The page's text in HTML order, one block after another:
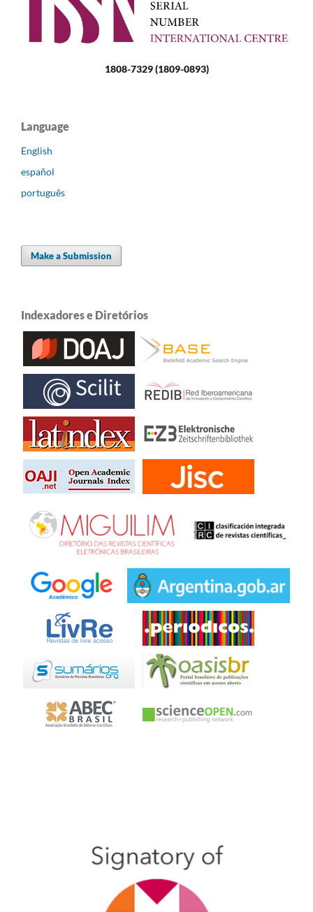
1808-7329 (1809-0893)
Language
English
español
português
Make a Submission
Indexadores e Diretórios